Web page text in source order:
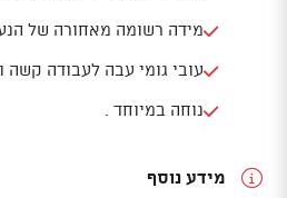
מידה רשומה מאחורה של
עובי גומי עבה לעבודה קשה
נוחה במיוחד .
מידע נוסף